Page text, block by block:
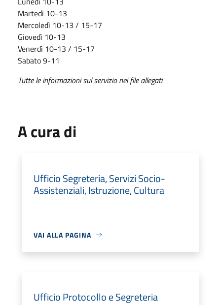
Martedì 10-13
Mercoledì 10-13 / 15-17
Giovedì 10-13
Venerdì 10-13 / 15-17
Sabato 9-11
Tutte le informazioni sul servizio nei file allegati
A cura di
Ufficio Segreteria, Servizi Socio-
Assistenziali, Istruzione, Cultura
VAI ALLA PAGINA
Ufficio Protocollo e Segreteria